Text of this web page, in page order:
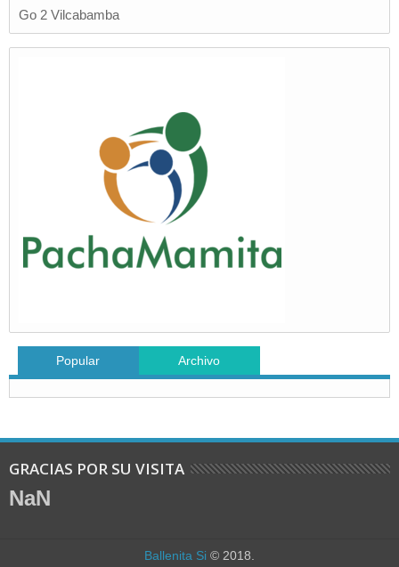
Go 2 Vilcabamba
Popular Archivo
GRACIAS POR SU VISITA
NaN
Ballenita Si © 2018.